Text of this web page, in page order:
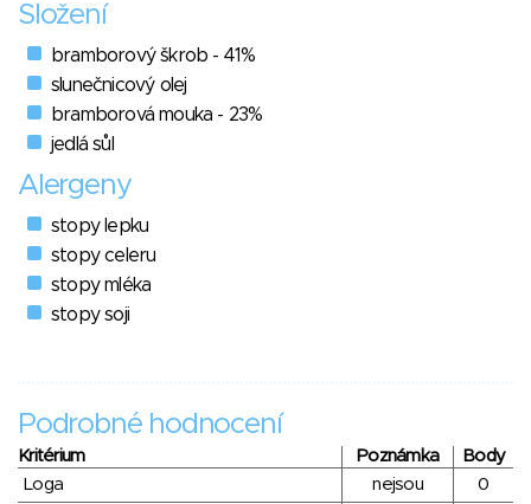
Složení
bramborový škrob - 41%
slunečnicový olej
bramborová mouka - 23%
jedlá sůl
Alergeny
stopy lepku
stopy celeru
stopy mléka
stopy soji
Podrobné hodnocení
Kritérium Poznámka
Body
Loga
nejsou
0